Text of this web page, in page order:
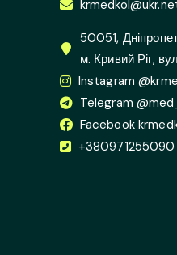
50051,
м. Кривий Ріг,
Instagram
Telegram
Facebook
+380971255090